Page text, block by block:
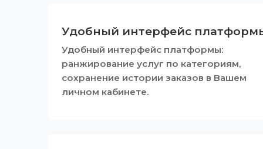
Удобный интерфейс
Удобный интерфейс платформы:
ранжирование услуг по категориям,
сохранение истории заказов в Вашем
личном кабинете.